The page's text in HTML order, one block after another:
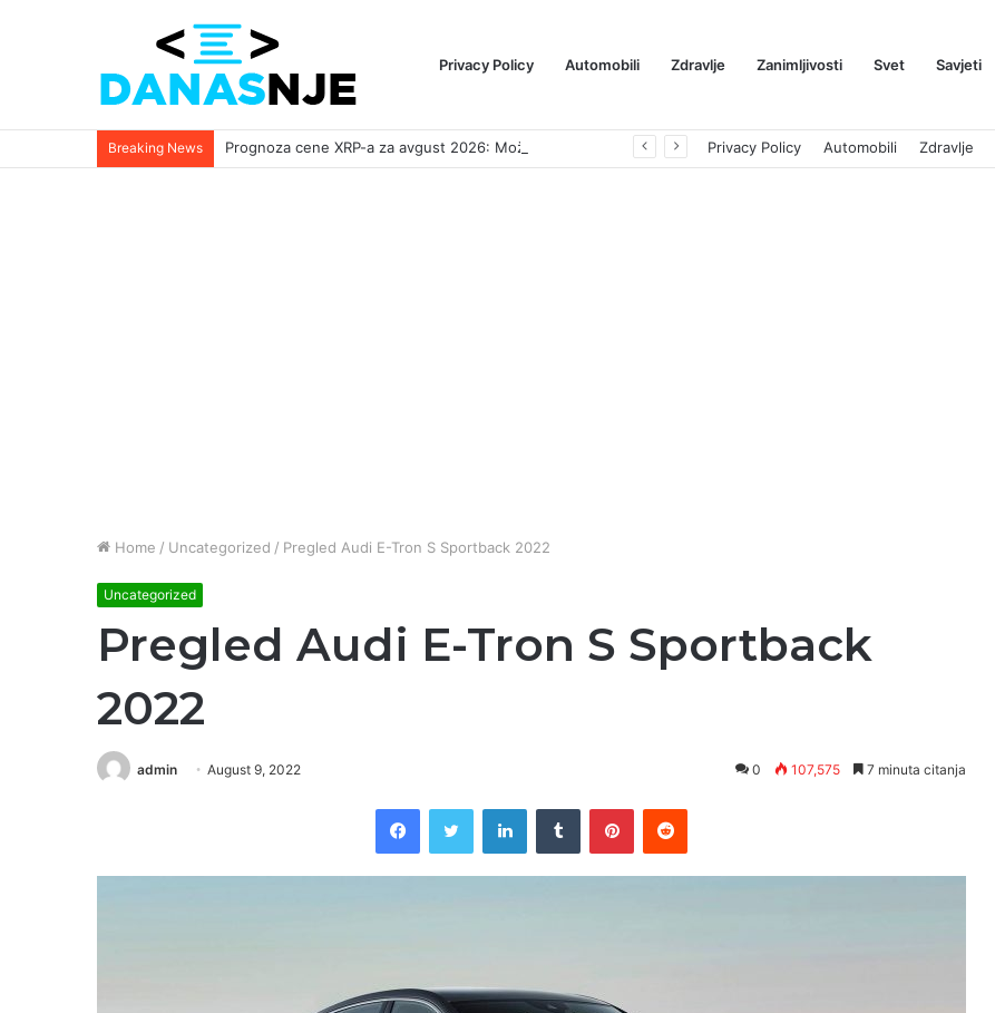
Privacy Policy Automobili Zdravlje Zanimljivosti Svet Savjeti
Breaking News Privacy Policy Automobili Zdravlje
Home / Uncategorized / Pregled Audi E-Tron S Sportback 2022
Uncategorized
Pregled Audi E-Tron S Sportback
2022
admin August 9, 2022 0 107,575 7 minuta citanja